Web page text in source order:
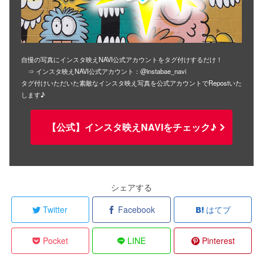
自慢の写真にインスタ映えNAVI公式アカウントをタグ付けするだけ！
⇒ インスタ映えNAVI公式アカウント：@instabae_navi
タグ付けいただいた素敵なインスタ映え写真を公式アカウントでRepostいた
します♪
【公式】インスタ映えNAVIをチェック♪
シェアする
Twitter
Facebook はてブ
Pocket LINE Pinterest